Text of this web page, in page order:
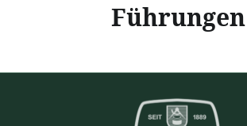
Führungen